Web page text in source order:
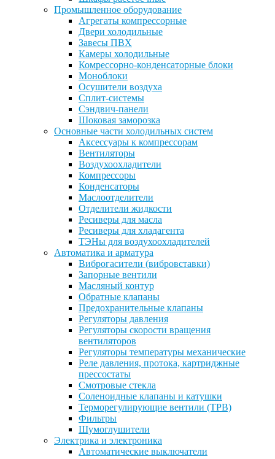
Промышленное оборудование
Агрегаты компрессорные
Двери холодильные
Завесы ПВХ
Камеры холодильные
Комрессорно-конденсаторные блоки
Моноблоки
Осушители воздуха
Сплит-системы
Сэндвич-панели
Шоковая заморозка
Основные части холодильных систем
Аксессуары к компрессорам
Вентиляторы
Воздухоохладители
Компрессоры
Конденсаторы
Маслоотделители
Отделители жидкости
Ресиверы для масла
Ресиверы для хладагента
ТЭНы для воздухоохладителей
Автоматика и арматура
Виброгасители (вибровставки)
Запорные вентили
Масляный контур
Обратные клапаны
Предохранительные клапаны
Регуляторы давления
Регуляторы скорости вращения
вентиляторов
Регуляторы температуры механические
Реле давления, протока, картриджные
прессостаты
Смотровые стекла
Соленоидные клапаны и катушки
Терморегулирующие вентили (ТРВ)
Фильтры
Шумоглушители
Электрика и электроника
Автоматические выключатели